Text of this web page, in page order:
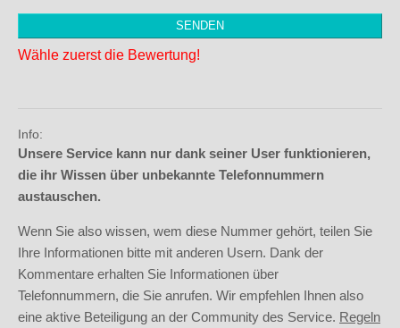
Wähle zuerst die Bewertung!
Info:
Unsere Service kann nur dank seiner User funktionieren,
die ihr Wissen über unbekannte Telefonnummern
austauschen.
Wenn Sie also wissen, wem diese Nummer gehört, teilen Sie
Ihre Informationen bitte mit anderen Usern. Dank der
Kommentare erhalten Sie Informationen über
Telefonnummern, die Sie anrufen. Wir empfehlen Ihnen also
eine aktive Beteiligung an der Community des Service. Regeln